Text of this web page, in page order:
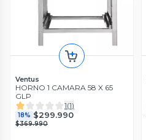
Ventus
HORNO 1 CAMARA 58 X 65
GLP
1(1)
18% $299.990
$369.990